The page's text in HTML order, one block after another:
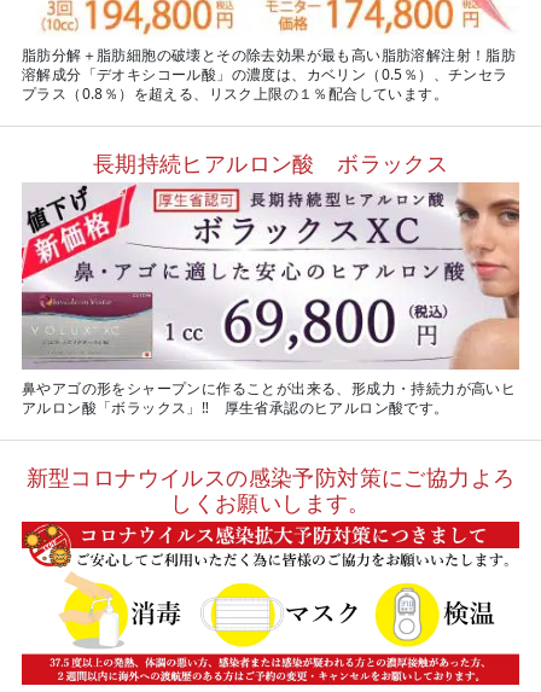
脂肪分解＋脂肪細胞の破壊とその除去効果が最も高い脂肪溶解注射！脂肪
溶解成分「デオキシコール酸」の濃度は、カベリン（0.5％）、チンセラ
プラス（0.8％）を超える、リスク上限の１％配合しています。
長期持続ヒアルロン酸 ボラックス
鼻やアゴの形をシャープンに作ることが出来る、形成力・持続力が高いヒ
アルロン酸「ボラックス」‼ 厚生省承認のヒアルロン酸です。
新型コロナウイルスの感染予防対策にご協力よろ
しくお願いします。